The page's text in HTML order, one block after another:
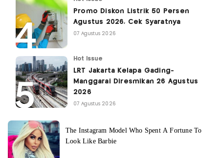
Promo Diskon Listrik 50 Persen
Agustus 2026, Cek Syaratnya
07 Agustus 2026
Hot Issue
LRT Jakarta Kelapa Gading-
Manggarai Diresmikan 26 Agustus
2026
07 Agustus 2026